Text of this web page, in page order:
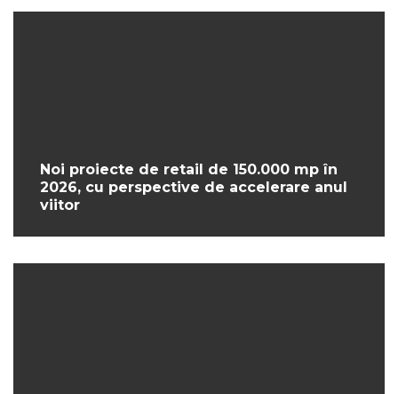
Noi proiecte de retail de 150.000 mp în
2026, cu perspective de accelerare anul
viitor